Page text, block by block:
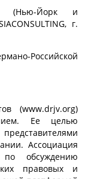
(Нью-Йорк и
г.
Российской
(www.drjv.org)
Ее целью
Ассоциация
по обсуждению
правовых и